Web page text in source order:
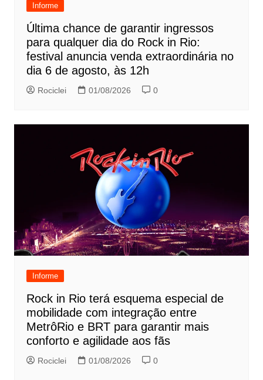
Informe
Última chance de garantir ingressos
para qualquer dia do Rock in Rio:
festival anuncia venda extraordinária no
dia 6 de agosto, às 12h
Rociclei 01/08/2026 0
Informe
Rock in Rio terá esquema especial de
mobilidade com integração entre
MetrôRio e BRT para garantir mais
conforto e agilidade aos fãs
Rociclei 01/08/2026 0